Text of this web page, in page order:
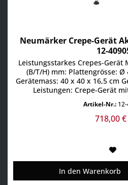
Neumärker Crepe-Gerät
12-
Leistungsstarkes Crepes-Gerät
(B/T/H) mm: Plattengrösse: Ø
Gerätemass: 40 x 40 x 16,5 cm
Leistungen: Crepe-Gerät
Anschluß: Anschlußleistung:
Hz / 16 A mit
Artikel-Nr.:12-
718,00
In den Warenkorb